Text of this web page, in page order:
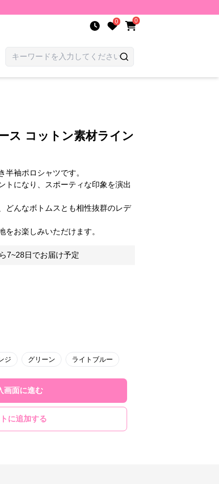
0 0
ス コットン素材ライン
半袖ポロシャツです。
トになり、スポーティな印象を演出
どんなボトムスとも相性抜群のレデ
をお楽しみいただけます。
7~28日でお届け予定
ジ グリーン ライトブルー
画面に進む
に追加する